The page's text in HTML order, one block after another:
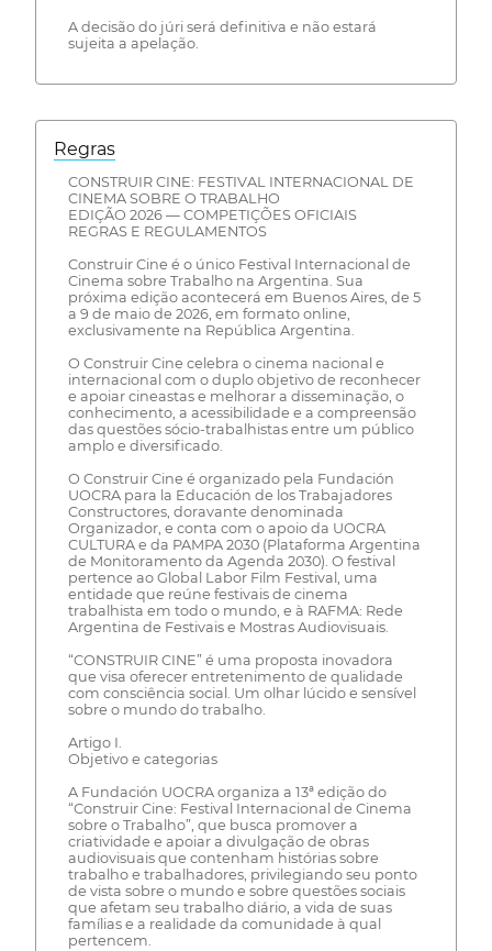
A decisão do júri será definitiva e não estará
sujeita a apelação.
Regras
CONSTRUIR CINE: FESTIVAL INTERNACIONAL DE
CINEMA SOBRE O TRABALHO
EDIÇÃO 2026 — COMPETIÇÕES OFICIAIS
REGRAS E REGULAMENTOS
Construir Cine é o único Festival Internacional de
Cinema sobre Trabalho na Argentina. Sua
próxima edição acontecerá em Buenos Aires, de 5
a 9 de maio de 2026, em formato online,
exclusivamente na República Argentina.
O Construir Cine celebra o cinema nacional e
internacional com o duplo objetivo de reconhecer
e apoiar cineastas e melhorar a disseminação, o
conhecimento, a acessibilidade e a compreensão
das questões sócio-trabalhistas entre um público
amplo e diversificado.
O Construir Cine é organizado pela Fundación
UOCRA para la Educación de los Trabajadores
Constructores, doravante denominada
Organizador, e conta com o apoio da UOCRA
CULTURA e da PAMPA 2030 (Plataforma Argentina
de Monitoramento da Agenda 2030). O festival
pertence ao Global Labor Film Festival, uma
entidade que reúne festivais de cinema
trabalhista em todo o mundo, e à RAFMA: Rede
Argentina de Festivais e Mostras Audiovisuais.
“CONSTRUIR CINE” é uma proposta inovadora
que visa oferecer entretenimento de qualidade
com consciência social. Um olhar lúcido e sensível
sobre o mundo do trabalho.
Artigo I.
Objetivo e categorias
A Fundación UOCRA organiza a 13ª edição do
“Construir Cine: Festival Internacional de Cinema
sobre o Trabalho”, que busca promover a
criatividade e apoiar a divulgação de obras
audiovisuais que contenham histórias sobre
trabalho e trabalhadores, privilegiando seu ponto
de vista sobre o mundo e sobre questões sociais
que afetam seu trabalho diário, a vida de suas
famílias e a realidade da comunidade à qual
pertencem.